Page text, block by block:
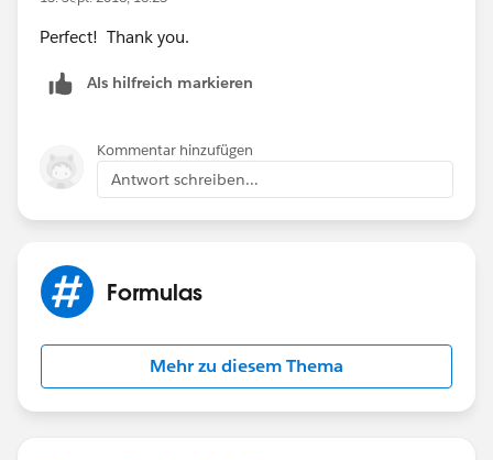
Perfect! Thank you.
Als hilfreich markieren
Kommentar hinzufügen
Antwort schreiben...
Formulas
Mehr zu diesem Thema